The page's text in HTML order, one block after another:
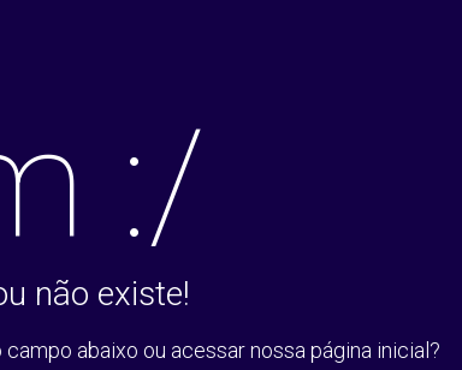
:/
não existe!
abaixo ou acessar nossa página inicial?